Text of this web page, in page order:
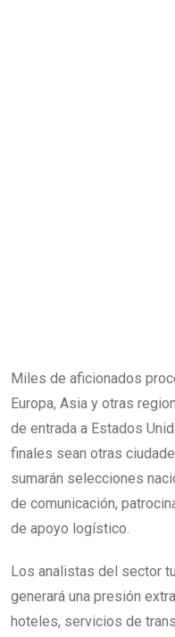
Miles de aficionados
Europa, Asia y otras
de entrada a Estados
finales sean otras
sumarán selecciones
de comunicación,
de apoyo logístico.
Los analistas del sector
generará una presión
hoteles, servicios de